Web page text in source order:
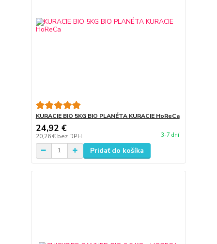
KURACIE BIO 5KG BIO PLANÉTA KURACIE HoReCa
24,92 €
20,26 € bez DPH 3-7 dní
Pridať do košíka